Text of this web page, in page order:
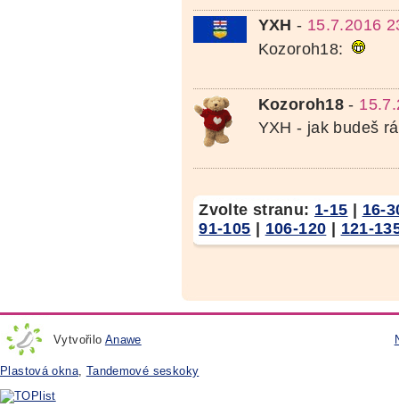
YXH - 15.7.2016
Kozoroh18:
Kozoroh18 -
YXH - jak budeš
Zvolte stranu: 1-15
16-
91-105
106-120 121-
Vytvořilo Anawe
Plastová okna, Tandemové seskoky